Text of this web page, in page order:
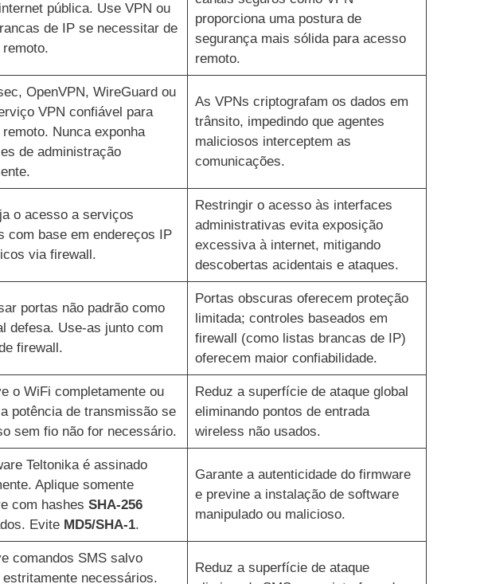
pública. Use VPN ou
de IP se necessitar de
proporciona uma postura de
segurança mais sólida para acesso
remoto.
OpenVPN, WireGuard ou
VPN confiável para
Nunca exponha
de administração
As VPNs criptografam os dados em
trânsito, impedindo que agentes
maliciosos interceptem as
comunicações.
o acesso a serviços
com base em endereços IP
via firewall.
Restringir o acesso às interfaces
administrativas evita exposição
excessiva à internet, mitigando
descobertas acidentais e ataques.
portas não padrão como
defesa. Use-as junto com
firewall.
Portas obscuras oferecem proteção
limitada; controles baseados em
firewall (como listas brancas de IP)
oferecem maior confiabilidade.
o WiFi completamente ou
potência de transmissão se
sem fio não for necessário.
Reduz a superfície de ataque global
eliminando pontos de entrada
wireless não usados.
Teltonika é assinado
Aplique somente
com hashes SHA-256
Evite MD5/SHA-1.
Garante a autenticidade do firmware
e previne a instalação de software
manipulado ou malicioso.
comandos SMS salvo
estritamente necessários.
Reduz a superfície de ataque